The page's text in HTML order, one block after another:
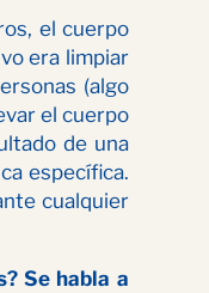
el cuerpo
era limpiar
(algo
el cuerpo
de una
específica.
cualquier
Se habla a